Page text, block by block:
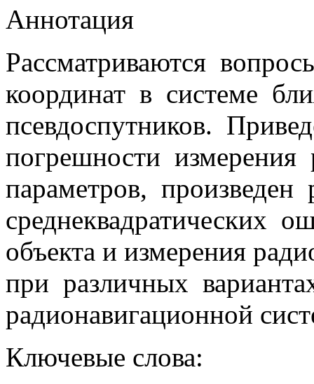
Аннотация
Рассматриваются
координат в системе
псевдоспутников.
погрешности измерения
параметров, произведен
среднеквадратических
объекта и измерения
при различных
радионавигационной
Ключевые слова: